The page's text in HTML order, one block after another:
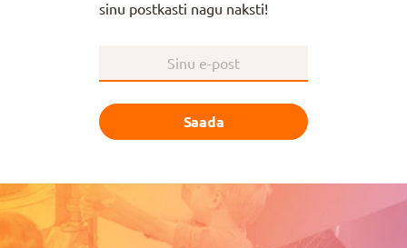
sinu postkasti nagu naksti!
Saada